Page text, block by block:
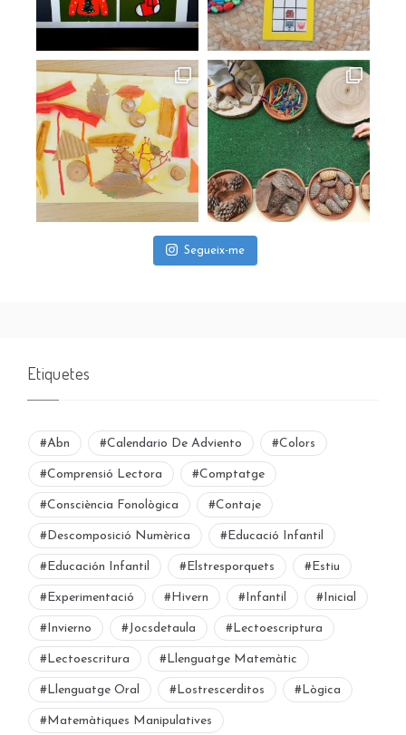
Segueix-me
Etiquetes
#abn #calendario De Adviento #colors
#comprensió Lectora #comptatge
#consciència Fonològica #contaje
#descomposició Numèrica #educació Infantil
#educación Infantil #elstresporquets #estiu
#experimentació #hivern #infantil #inicial
#invierno #jocsdetaula #lectoescriptura
#lectoescritura #llenguatge Matemàtic
#llenguatge Oral #lostrescerditos #lògica
#matemàtiques Manipulatives